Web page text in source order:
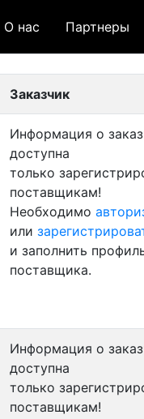
О нас Партнеры
Заказчик
Информация о
доступна
только
поставщикам!
Необходимо
или
и заполнить
поставщика.
Информация о
доступна
только
поставщикам!